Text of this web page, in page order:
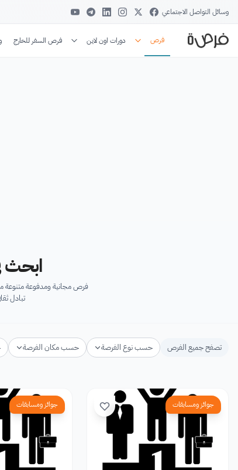
وسائل التواصل الاجتماعي
فرص دورات اون لاين فرص السفر للخارج
ابحث
فرص مجانية ومدفوعة متنوعة
تبادل
تصفح جميع الفرص حسب نوع الفرصة حسب مكان الفرصة
جوائز ومسابقات جوائز ومسابقات